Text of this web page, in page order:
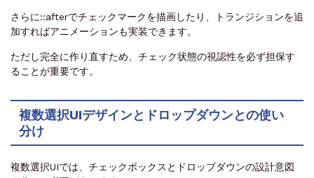
さらに::afterでチェックマークを描画したり、トランジションを追
加すればアニメーションも実装できます。
ただし完全に作り直すため、チェック状態の視認性を必ず担保す
ることが重要です。
複数選択UIデザインとドロップダウンとの使い
分け
複数選択UIでは、チェックボックスとドロップダウンの設計意図